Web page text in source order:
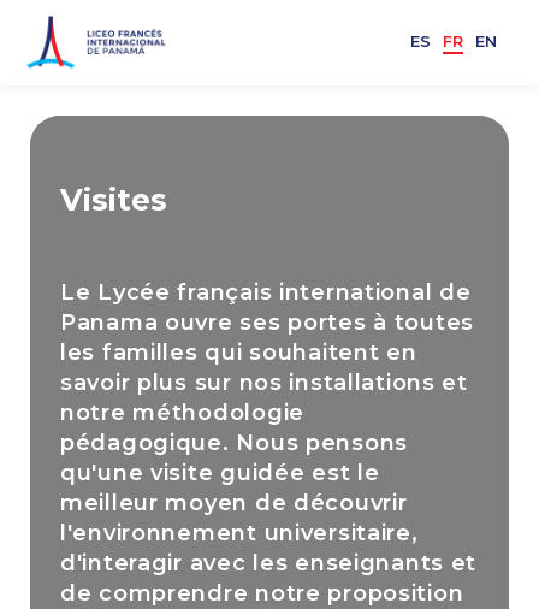
ES FR EN
Visites
Le Lycée français international de
Panama ouvre ses portes à toutes
les familles qui souhaitent en
savoir plus sur nos installations et
notre méthodologie
pédagogique. Nous pensons
qu'une visite guidée est le
meilleur moyen de découvrir
l'environnement universitaire,
d'interagir avec les enseignants et
de comprendre notre proposition